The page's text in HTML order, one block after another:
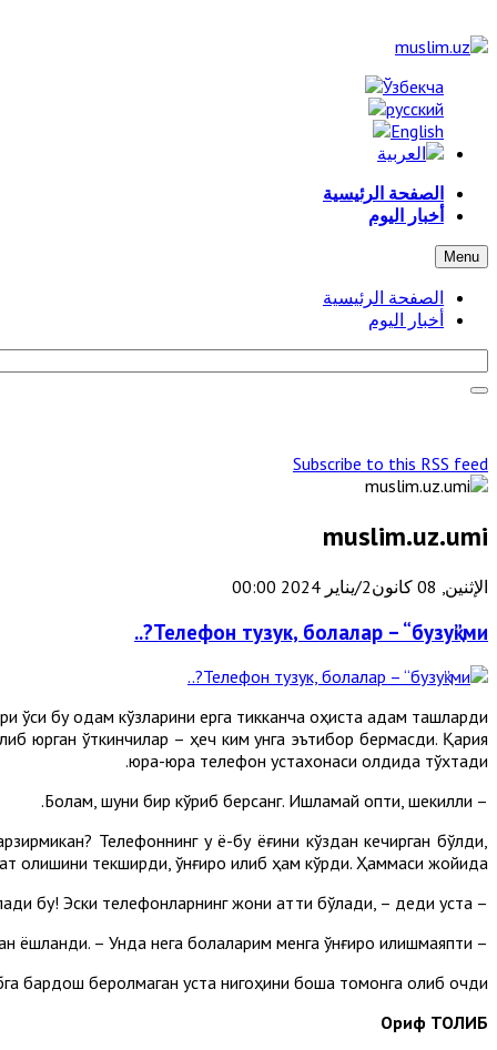
الصفحة الرئيسية
أخبار اليوم
Menu
الصفحة الرئيسية
أخبار اليوم
Subscribe to this RSS feed
muslim.uz.umi
الإثنين, 08 كانون2/يناير 2024 00:00
Телефон тузук, болалар – “бузуқ”ми?..
бу одам кўзларини ерга тикканча оҳиста қадам ташларди.
юрган ўткинчилар – ҳеч ким унга эътибор бермасди. Қария
юра-юра телефон устахонаси олдида тўхтади.
– Болам, шуни бир кўриб берсанг. Ишламай қопти, шекилли.
Телефоннинг у ёқ-бу ёғини кўздан кечирган бўлди,
олишини текширди, қўнғироқ қилиб ҳам кўрди. Ҳаммаси жойида.
– Отахон, телефонингиз бузуқ эмас. Ишлаяпти. Мабодо синдириб қўймасангиз, сизга умрбод хизмат қилади бу! Эски телефонларнинг жони қаттиқ бўлади, – деди уста.
– Ишлаяпти, дегин... – Чолнинг кўзлари бирдан ёшланди. – Унда нега болаларим менга қўнғироқ қилишмаяпти?
бардош беролмаган уста нигоҳини бошқа томонга олиб қочди.
Ориф ТОЛИБ